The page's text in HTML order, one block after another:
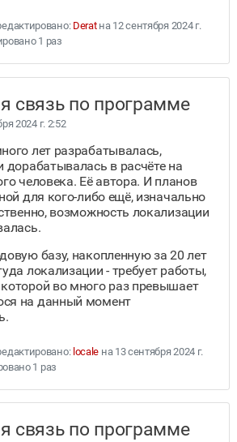
Deratна 12 сентября 2024 г.
1 раз
связь по программе
2024 г. 2:52
лет разрабатывалась,
дорабатывалась в расчёте на
человека. Её автора. И планов
для кого-либо ещё, изначально
возможность локализации
базу, накопленную за 20 лет
локализации - требует работы,
во много раз превышает
на данный момент
locale на 13 сентября 2024 г.
1 раз
связь по программе